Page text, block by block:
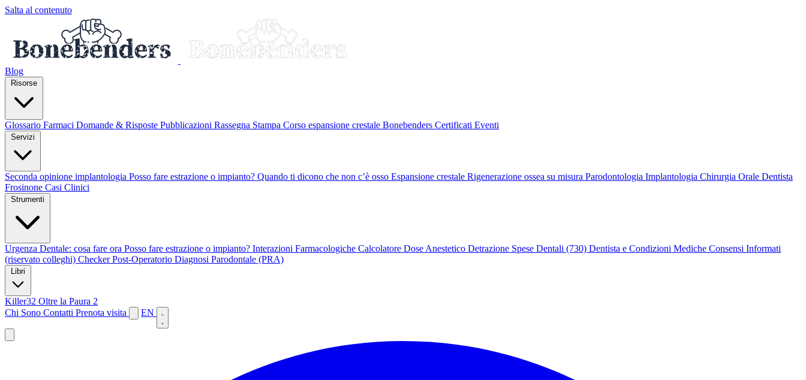
Salta al contenuto
Blog
Glossario Farmaci Domande & Risposte Pubblicazioni Rassegna Stampa Corso espansione crestale Bonebenders Certificati Eventi
Seconda opinione implantologia Posso fare estrazione o impianto? Quando ti dicono che non c’è osso Espansione crestale Rigenerazione ossea su misura Parodontologia Implantologia Chirurgia Orale Dentista
Frosinone Casi Clinici
Urgenza Dentale: cosa fare ora Posso fare estrazione o impianto? Interazioni Farmacologiche Calcolatore Dose Anestetico Detrazione Spese Dentali (730) Dentista e Condizioni Mediche Consensi Informati
(riservato colleghi) Checker Post-Operatorio Diagnosi Parodontale (PRA)
Killer32 Oltre la Paura 2
Chi Sono Contatti Prenota visita EN